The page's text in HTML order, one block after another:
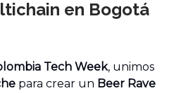
en Bogotá
Tech Week, unimos
para crear un Beer Rave